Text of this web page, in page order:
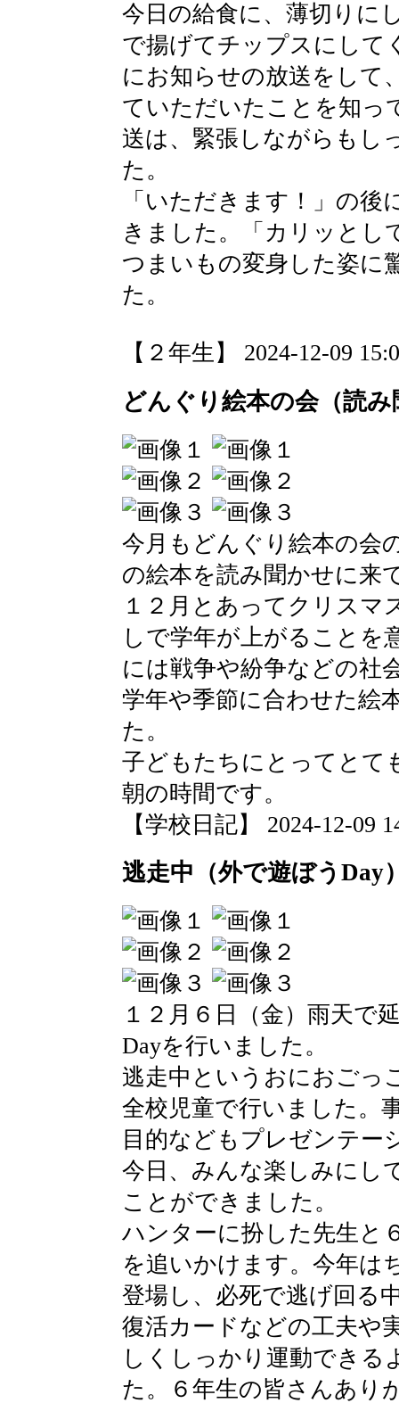
今日の給食に、薄切りに
で揚げてチップスにして
にお知らせの放送をして
ていただいたことを知っ
送は、緊張しながらもし
た。
「いただきます！」の
きました。「カリッとし
つまいもの変身した姿に
た。
【２年生】 2024-12-09
どんぐり絵本の会（読
今月もどんぐり絵本の会
の絵本を読み聞かせに来
１２月とあってクリスマ
しで学年が上がることを
には戦争や紛争などの社
学年や季節に合わせた絵
た。
子どもたちにとってとて
朝の時間です。
【学校日記】 2024-12-09
逃走中（外で遊ぼうDay
１２月６日（金）雨天で
Dayを行いました。
逃走中というおにおごっ
全校児童で行いました。
目的などもプレゼンテー
今日、みんな楽しみにし
ことができました。
ハンターに扮した先生と
を追いかけます。今年は
登場し、必死で逃げ回る
復活カードなどの工夫や
しくしっかり運動できる
た。６年生の皆さんあり